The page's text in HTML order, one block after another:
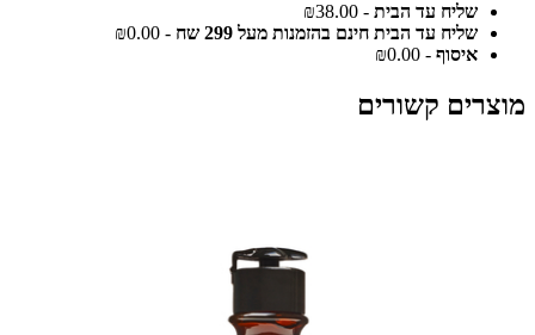
שליח עד הבית - ₪38.00
שליח עד הבית חינם בהזמנות מעל 299 שח
- ₪0.00
איסוף - ₪0.00
מוצרים קשורים